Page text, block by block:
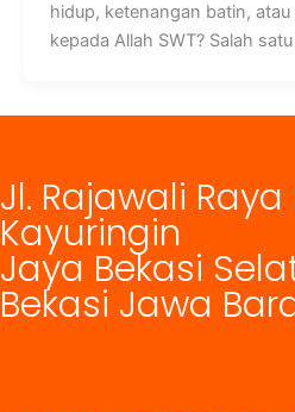
hidup, ketenangan batin,
kepada Allah SWT? Salah
Jl. Rajawali Raya
Kayuringin
Jaya Bekasi
Bekasi Jawa